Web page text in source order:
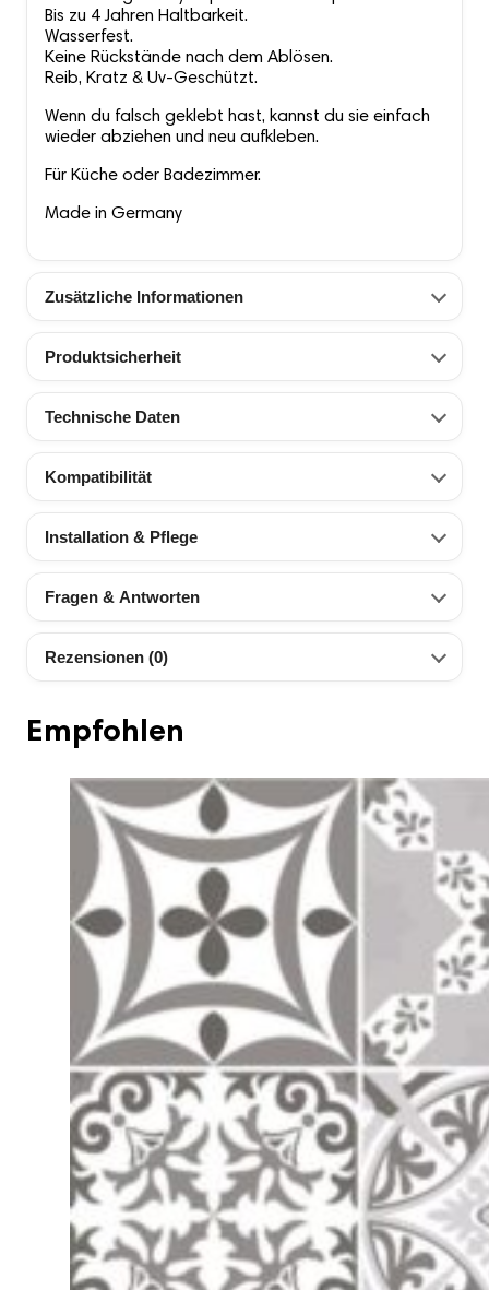
Bis zu 4 Jahren Haltbarkeit.
Wasserfest.
Keine Rückstände nach dem Ablösen.
Reib, Kratz & Uv-Geschützt.
Wenn du falsch geklebt hast, kannst du sie einfach
wieder abziehen und neu aufkleben.
Für Küche oder Badezimmer.
Made in Germany
Zusätzliche Informationen
Produktsicherheit
Technische Daten
Kompatibilität
Installation & Pflege
Fragen & Antworten
Rezensionen (0)
Empfohlen